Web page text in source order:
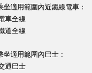
坐適用範圍內近鐵線電車：
車全線
道全線
坐適用範圍內巴士：
通巴士